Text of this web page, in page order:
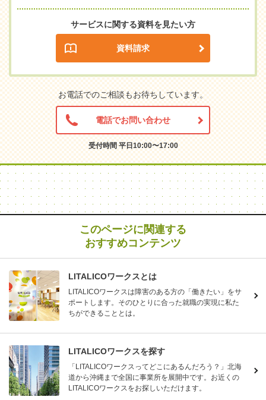
サービスに関する資料を見たい方
資料請求
お電話でのご相談もお待ちしています。
電話でお問い合わせ
受付時間 平日10:00〜17:00
このページに関連する
おすすめコンテンツ
LITALICOワークスとは
LITALICOワークスは障害のある方の「働きたい」をサ
ポートします。そのひとりに合った就職の実現に私た
ちができることとは。
LITALICOワークスを探す
「LITALICOワークスってどこにあるんだろう？」北海
道から沖縄まで全国に事業所を展開中です。お近くの
LITALICOワークスをお探しいただけます。